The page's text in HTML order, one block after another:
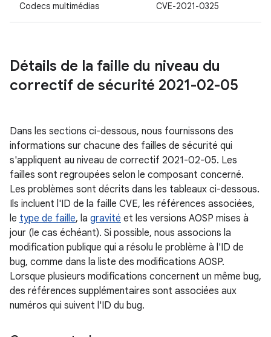
Codecs multimédias CVE-2021-0325
Détails de la faille du niveau du
correctif de sécurité 2021-02-05
Dans les sections ci-dessous, nous fournissons des
informations sur chacune des failles de sécurité qui
s'appliquent au niveau de correctif 2021-02-05. Les
failles sont regroupées selon le composant concerné.
Les problèmes sont décrits dans les tableaux ci-dessous.
Ils incluent l'ID de la faille CVE, les références associées,
le type de faille, la gravité et les versions AOSP mises à
jour (le cas échéant). Si possible, nous associons la
modification publique qui a résolu le problème à l'ID de
bug, comme dans la liste des modifications AOSP.
Lorsque plusieurs modifications concernent un même bug,
des références supplémentaires sont associées aux
numéros qui suivent l'ID du bug.